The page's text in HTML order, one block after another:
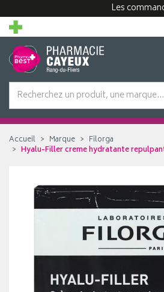
Les
Accueil Marque
Filorga
Hyalu-Filler creme hydratante